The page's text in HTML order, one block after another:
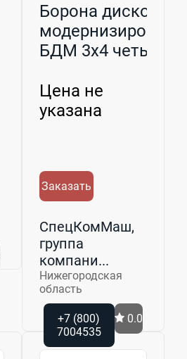
Борона дисковая
БДМ 3х4
Цена не
указана
Заказать
СпецКомМаш,
группа
компани...
Нижегородская
область
+7 (800)
7004535
0.0